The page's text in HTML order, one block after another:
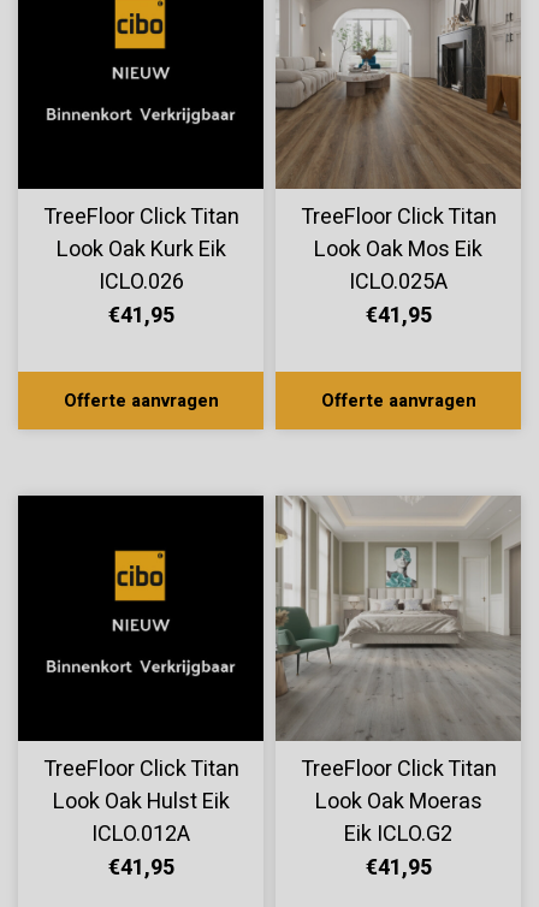
TreeFloor Click Titan
Look Oak Kurk Eik
ICLO.026
€41,95
Offerte aanvragen
TreeFloor Click Titan
Look Oak Mos Eik
ICLO.025A
€41,95
Offerte aanvragen
TreeFloor Click Titan
Look Oak Hulst Eik
ICLO.012A
€41,95
TreeFloor Click Titan
Look Oak Moeras
Eik ICLO.G2
€41,95